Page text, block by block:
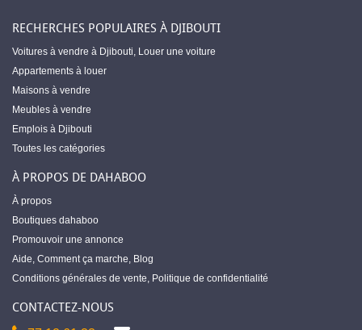
RECHERCHES POPULAIRES À DJIBOUTI
Voitures à vendre à Djibouti, Louer une voiture
Appartements à louer
Maisons à vendre
Meubles à vendre
Emplois à Djibouti
Toutes les catégories
À PROPOS DE DAHABOO
À propos
Boutiques dahaboo
Promouvoir une annonce
Aide, Comment ça marche, Blog
Conditions générales de vente, Politique de confidentialité
CONTACTEZ-NOUS